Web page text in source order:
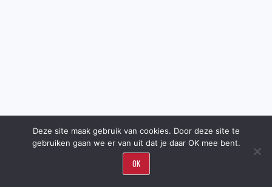
Deze site maak gebruik van cookies. Door deze site te
gebruiken gaan we er van uit dat je daar OK mee bent.
OK